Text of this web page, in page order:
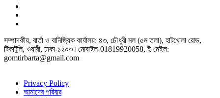
সম্পাদকীয়, বার্তা ও বানিজ্যিক কার্যালয়: ৪৩, চৌধুরী মল (৫ম তলা), হাটখোলা রোড,
টিকাটুলি, ওয়ারী, ঢাকা-১২০৩।মোবাইল-01819920058, ই মেইল:
gomtirbarta@gmail.com
Privacy Policy
আমাদের পরিবার